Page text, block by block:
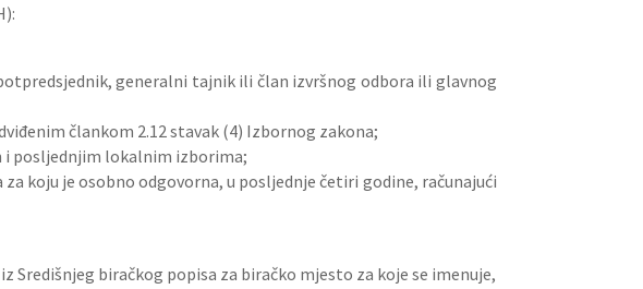
generalni tajnik ili član izvršnog odbora ili glavnog
člankom 2.12 stavak (4) Izbornog zakona;
i posljednjim lokalnim izborima;
koju je osobno odgovorna, u posljednje četiri godine, računajući
Središnjeg biračkog popisa za biračko mjesto za koje se imenuje,